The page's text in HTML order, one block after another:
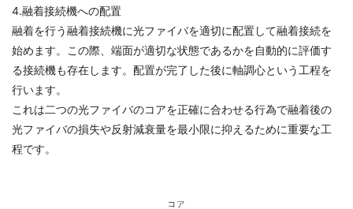
4.融着接続機への配置
融着を行う融着接続機に光ファイバを適切に配置して融着接続を
始めます。この際、端面が適切な状態であるかを自動的に評価す
る接続機も存在します。配置が完了した後に軸調心という工程を
行います。
これは二つの光ファイバのコアを正確に合わせる行為で融着後の
光ファイバの損失や反射減衰量を最小限に抑えるために重要な工
程です。